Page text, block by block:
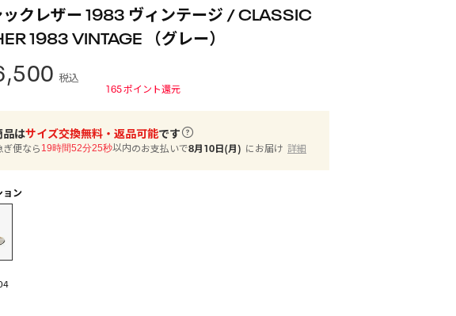
クレザー 1983 ヴィンテージ / CLASSIC
1983 VINTAGE （グレー）
税込
165ポイント還元
品はサイズ交換無料・返品可能です
ぎ便なら 19時間52分24秒以内のお支払いで8月10日(月) にお届け 詳細
ョン